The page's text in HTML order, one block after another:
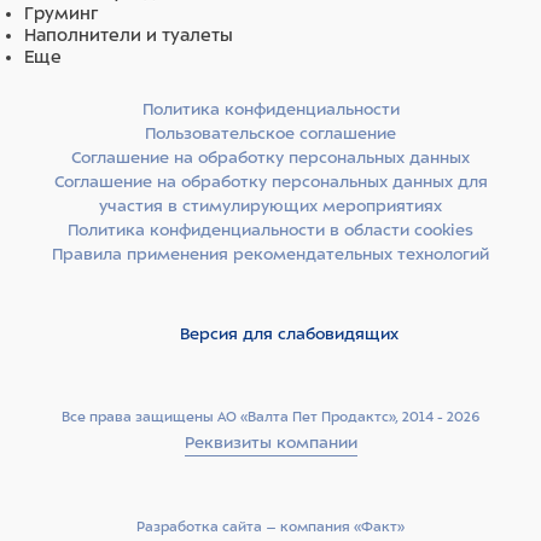
сухая свекольная пульпа, люцерновая мука, волокна
гороха, сушеная клюква (0,5%), сушеная ацерола
(0,5%), сушеная черника, сушеная спаржа, инулин
маннанолигосахаридов) (0,3%), фруктоолигосахариды
(0,3%), аскофиллум узловатый (Ascophyllum Nodosum),
карбонат кальция, монокальцийфосфат, хлорид калия,
хлорид натрия, сухие пивные дрожжи, глюкозамин,
хондроитина сульфат, алоэ вера , розмарин , куркума,
календула, семена и шелуха подорожника, юкка
Шидигера.
Груминг
Наполнители и туалеты
Еще
Все права защищены АО «Валта Пет Продактс», 2014 - 2026
Реквизиты компании
Политика конфиденциальности
Пользовательское соглашение
Соглашение на обработку персональных данных
Соглашение на обработку персональных данных для
участия в стимулирующих мероприятиях
Политика конфиденциальности в области cookies
Правила применения рекомендательных технологий
Версия для слабовидящих
Разработка сайта –­ компания «Факт»